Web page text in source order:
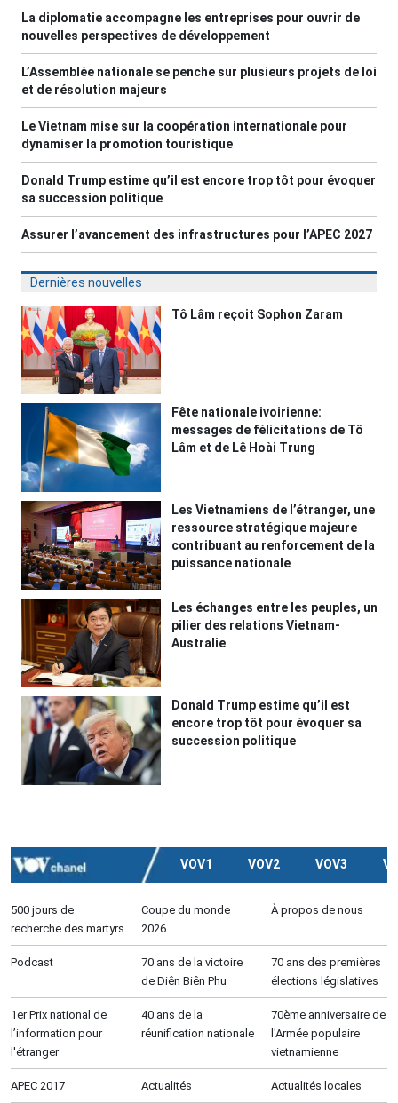
La diplomatie accompagne les entreprises pour ouvrir de
nouvelles perspectives de développement
L’Assemblée nationale se penche sur plusieurs projets de loi
et de résolution majeurs
Le Vietnam mise sur la coopération internationale pour
dynamiser la promotion touristique
Donald Trump estime qu’il est encore trop tôt pour évoquer
sa succession politique
Assurer l’avancement des infrastructures pour l’APEC 2027
Dernières nouvelles
Tô Lâm reçoit Sophon Zaram
Fête nationale ivoirienne:
messages de félicitations de Tô
Lâm et de Lê Hoài Trung
Les Vietnamiens de l’étranger, une
ressource stratégique majeure
contribuant au renforcement de la
puissance nationale
Les échanges entre les peuples, un
pilier des relations Vietnam-
Australie
Donald Trump estime qu’il est
encore trop tôt pour évoquer sa
succession politique
VOV1 VOV2 VOV3
500 jours de
recherche des martyrs
Coupe du monde
2026
À propos de nous
Podcast
70 ans de la victoire
de Diên Biên Phu
70 ans des premières
élections législatives
1er Prix national de
l’information pour
l'étranger
40 ans de la
réunification nationale
70ème anniversaire de
l'Armée populaire
vietnamienne
APEC 2017 Actualités Actualités locales